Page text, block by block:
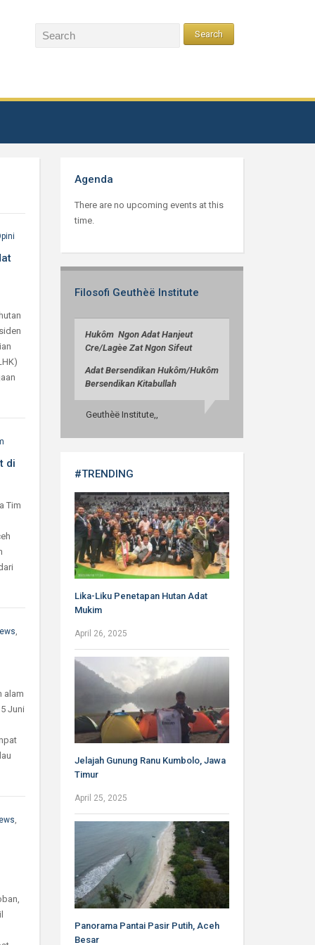
di
Tim
,
alam
Juni
,
Agenda
There are no upcoming events at this
time.
Filosofi Geuthèë Institute
Hukôm Ngon Adat Hanjeut
Cre/Lagèe Zat Ngon Sifeut
Adat Bersendikan Hukôm/Hukôm
Bersendikan Kitabullah
Geuthèë Institute,,
#TRENDING
Lika-Liku Penetapan Hutan Adat
Mukim
April 26, 2025
Jelajah Gunung Ranu Kumbolo, Jawa
Timur
April 25, 2025
Panorama Pantai Pasir Putih, Aceh
Besar